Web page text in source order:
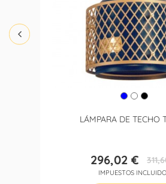
LÁMPARA DE TECHO
Precio
296,02 €Precio
base
IMPUESTOS